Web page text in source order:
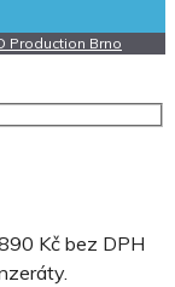
Production Brno
Kč bez DPH